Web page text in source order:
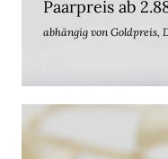
Paarpreis ab
abhängig von Goldpreis,